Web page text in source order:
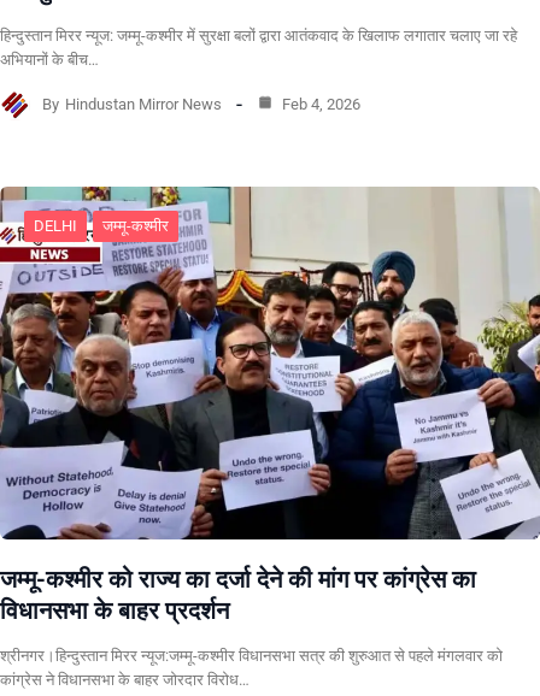
हिन्दुस्तान मिरर न्यूज: जम्मू-कश्मीर में सुरक्षा बलों द्वारा आतंकवाद के खिलाफ लगातार चलाए जा रहे
अभियानों के बीच…
By Hindustan Mirror News Feb 4, 2026
DELHI जम्मू-कश्मीर
जम्मू-कश्मीर को राज्य का दर्जा देने की मांग पर कांग्रेस का
विधानसभा के बाहर प्रदर्शन
श्रीनगर।हिन्दुस्तान मिरर न्यूज:जम्मू-कश्मीर विधानसभा सत्र की शुरुआत से पहले मंगलवार को
कांग्रेस ने विधानसभा के बाहर जोरदार विरोध…